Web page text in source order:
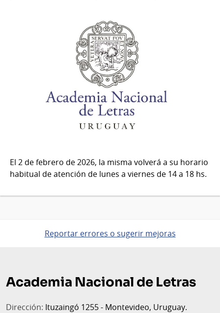
El 2 de febrero de 2026, la misma volverá a su horario
habitual de atención de lunes a viernes de 14 a 18 hs.
Reportar errores o sugerir mejoras
de
página
Academia Nacional de Letras
Dirección: Ituzaingó 1255 - Montevideo, Uruguay.